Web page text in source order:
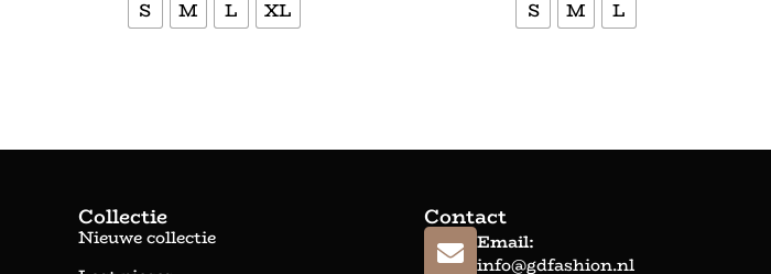
S
M L
XL
S
M L
Collectie
Nieuwe collectie
Contact
Email:
info@gdfashion.nl